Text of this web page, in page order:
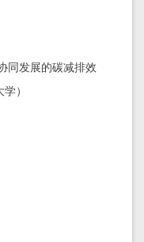
同发展的碳减排效
）